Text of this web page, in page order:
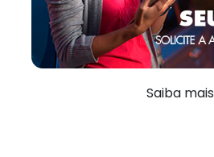
Saiba mais